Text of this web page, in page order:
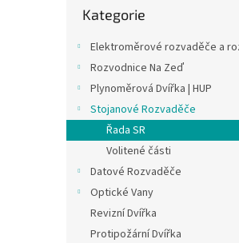
a
kategorie
Kategorie
Elektroměrové rozvaděče a
Rozvodnice Na Zeď
Plynoměrová Dvířka | HUP
Stojanové Rozvaděče
Řada SR
Volitené části
Datové Rozvaděče
Optické Vany
Revizní Dvířka
Protipožární Dvířka